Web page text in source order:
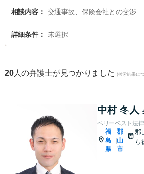
されています。『福島県で土日や夜間に発生した保
を今すぐに弁護士に相談したい』『保険会社との交
富な近くの弁護士を検索したい』『初回相談無料で
相談内容 交通事故、保険会社との交渉
詳細条件 未選択
20 人の弁護士が見つかりました (検索結果に
中村 冬人
ベリーベスト法
福
島
県
|
郡
山
市
郡
ら